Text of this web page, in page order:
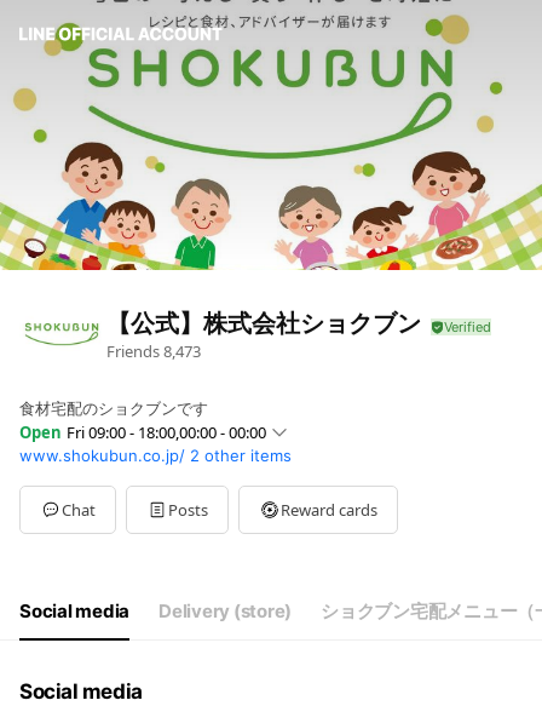
【公式】株式会社ショクブン
Friends8,473
食材宅配のショクブンです
Open Fri 09:00 - 18:00,00:00 - 00:00
SunClosed
Mon09:00 - 18:00,00:00 - 00:00
Tue09:00 - 18:00,00:00 - 00:00
Wed09:00 - 18:00,00:00 - 00:00
Closed
※祝日も営業 ※土日特定日を除く
www.shokubun.co.jp/ 2 other items
Chat Posts Reward cards
Social media Delivery (store) ショクブン宅配メニュー（
Social media